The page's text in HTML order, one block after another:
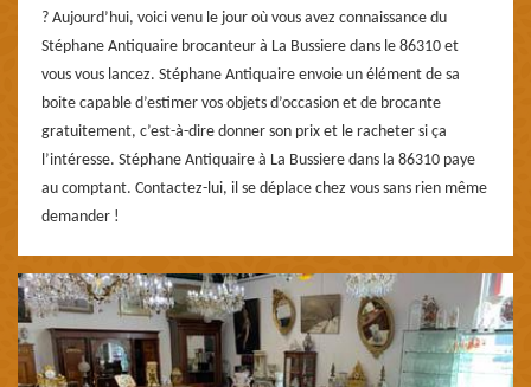
? Aujourd’hui, voici venu le jour où vous avez connaissance du
Stéphane Antiquaire brocanteur à La Bussiere dans le 86310 et
vous vous lancez. Stéphane Antiquaire envoie un élément de sa
boite capable d’estimer vos objets d’occasion et de brocante
gratuitement, c’est-à-dire donner son prix et le racheter si ça
l’intéresse. Stéphane Antiquaire à La Bussiere dans la 86310 paye
au comptant. Contactez-lui, il se déplace chez vous sans rien même
demander !